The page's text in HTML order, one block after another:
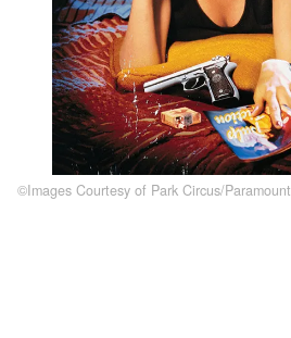
©︎Images Courtesy of Park Circus/Paramount